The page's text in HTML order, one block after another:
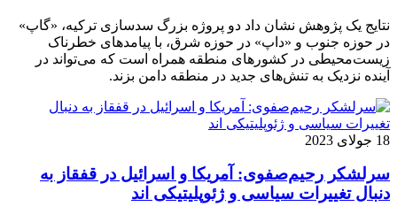
نتایج یک پژوهش نشان داد دو پروژه بزرگ سدسازی ترکیه، «گاپ»
در حوزه جنوب و «داپ» در حوزه شرق، با پیامدهای خطرناک
زیست‌محیطی در کشورهای منطقه همراه است که می‌تواند در
آینده نزدیک به تنش‌های جدید در منطقه دامن بزند.
18 جولای 2023
سرلشکر رحیم‌صفو‌ی: آمریکا و اسرائیل در قفقاز به
دنبال تغییرات سیاسی و ژئوپلیتیکی ‌اند